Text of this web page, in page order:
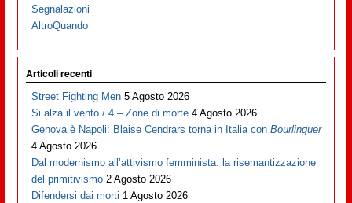
Segnalazioni
AltroQuando
Articoli recenti
Street Fighting Men 5 Agosto 2026
Si alza il vento / 4 – Zone di morte 4 Agosto 2026
Genova è Napoli: Blaise Cendrars torna in Italia conBourlinguer
4 Agosto 2026
Dal modernismo all’attivismo femminista: la risemantizzazione
del primitivismo 2 Agosto 2026
Difendersi dai morti 1 Agosto 2026